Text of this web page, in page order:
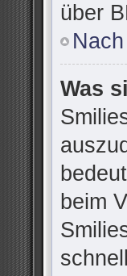
über
Was
beim